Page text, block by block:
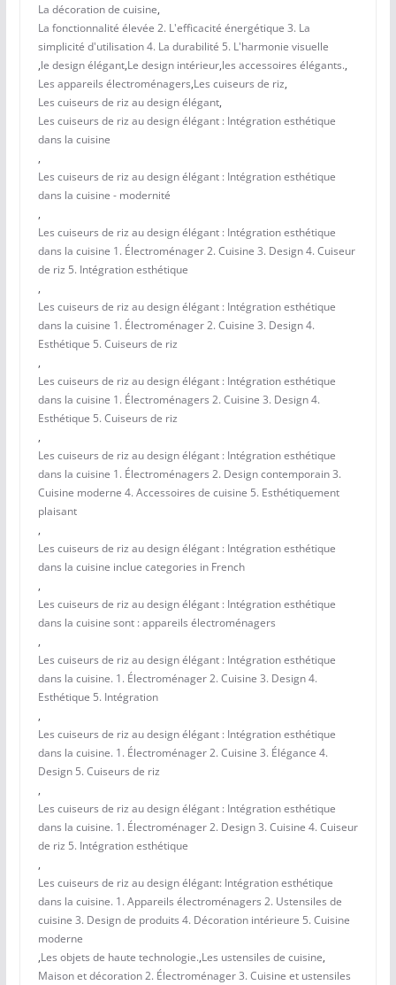
La décoration de cuisine,
La fonctionnalité élevée 2. L'efficacité énergétique 3. La
simplicité d'utilisation 4. La durabilité 5. L'harmonie visuelle
,le design élégant,Le design intérieur,les accessoires élégants.,
Les appareils électroménagers,Les cuiseurs de riz,
Les cuiseurs de riz au design élégant,
Les cuiseurs de riz au design élégant : Intégration esthétique
dans la cuisine
,
Les cuiseurs de riz au design élégant : Intégration esthétique
dans la cuisine - modernité
,
Les cuiseurs de riz au design élégant : Intégration esthétique
dans la cuisine 1. Électroménager 2. Cuisine 3. Design 4. Cuiseur
de riz 5. Intégration esthétique
,
Les cuiseurs de riz au design élégant : Intégration esthétique
dans la cuisine 1. Électroménager 2. Cuisine 3. Design 4.
Esthétique 5. Cuiseurs de riz
,
Les cuiseurs de riz au design élégant : Intégration esthétique
dans la cuisine 1. Électroménagers 2. Cuisine 3. Design 4.
Esthétique 5. Cuiseurs de riz
,
Les cuiseurs de riz au design élégant : Intégration esthétique
dans la cuisine 1. Électroménagers 2. Design contemporain 3.
Cuisine moderne 4. Accessoires de cuisine 5. Esthétiquement
plaisant
,
Les cuiseurs de riz au design élégant : Intégration esthétique
dans la cuisine inclue categories in French
,
Les cuiseurs de riz au design élégant : Intégration esthétique
dans la cuisine sont : appareils électroménagers
,
Les cuiseurs de riz au design élégant : Intégration esthétique
dans la cuisine. 1. Électroménager 2. Cuisine 3. Design 4.
Esthétique 5. Intégration
,
Les cuiseurs de riz au design élégant : Intégration esthétique
dans la cuisine. 1. Électroménager 2. Cuisine 3. Élégance 4.
Design 5. Cuiseurs de riz
,
Les cuiseurs de riz au design élégant : Intégration esthétique
dans la cuisine. 1. Électroménager 2. Design 3. Cuisine 4. Cuiseur
de riz 5. Intégration esthétique
,
Les cuiseurs de riz au design élégant: Intégration esthétique
dans la cuisine. 1. Appareils électroménagers 2. Ustensiles de
cuisine 3. Design de produits 4. Décoration intérieure 5. Cuisine
moderne
,Les objets de haute technologie.,Les ustensiles de cuisine,
Maison et décoration 2. Électroménager 3. Cuisine et ustensiles